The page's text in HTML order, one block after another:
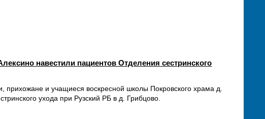
навестили пациентов Отделения сестринского
прихожане и учащиеся воскресной школы Покровского храма д.
ухода при Рузский РБ в д. Грибцово.